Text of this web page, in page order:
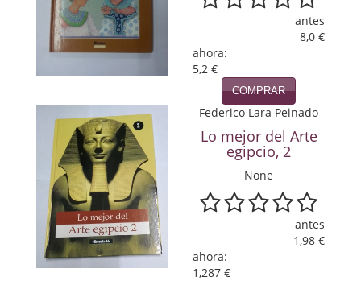
Papás, Mamás, Bebés…
Poesía
Política
Psicología. Educación
Religión
Revistas
Segunda Guerra Mundial
Sobre Madrid
antes
8,0 €
ahora:
5,2 €
COMPRAR
Federico Lara Peinado
Lo mejor del Arte
egipcio, 2
None
antes
1,98 €
ahora:
1,287 €